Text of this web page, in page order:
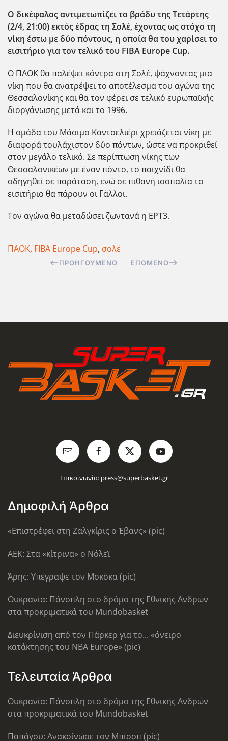
Ο δικέφαλος αντιμετωπίζει το βράδυ της Τετάρτης
(2/4, 21:00) εκτός έδρας τη Σολέ, έχοντας ως στόχο τη
νίκη έστω με δύο π΄οντους, η οποία θα του χαρίσει το
εισιτήριο για τον τελικό του FIBA Europe Cup.
Ο ΠΑΟΚ θα παλέψει κόντρα στη Σολέ, ψάχνοντας μια
νίκη που θα ανατρέψει το αποτέλεσμα του αγώνα της
Θεσσαλονίκης και θα τον φέρει σε τελικό ευρωπαϊκής
διοργάνωσης μετά και το 1996.
Η ομάδα του Μάσιμο Καντσελιέρι χρειάζεται νίκη με
διαφορά τουλάχιστον δ΄ύο πόντων, ώστε να προκριθεί
στον μεγάλο τελικό. Σε περίπτωση νίκης των
Θεσσαλονικέων με έναν πόντο, το παιχνίδι θα
οδηγηθεί σε παράταση, ενώ σε πιθανή ισοπαλία το
εισιτήριο θα πάρουν οι Γάλλοι.
Τον αγώνα θα μεταδώσει ζωντανά η ΕΡΤ3.
ΠΑΟΚ, FIBA Europe Cup, σολέ
ΠΡΟΗΓΟΎΜΕΝΟ ΕΠΌΜΕΝΟ
Επικοινωνία: press@superbasket.gr
Δημοφιλή Άρθρα
«Επιστρέφει στη Ζαλγκίρις ο Έβανς» (pic)
AEK: Στα «κίτρινα» ο Νόλεϊ
Άρης: Υπέγραψε τον Μοκόκα (pic)
Ουκρανία: Πάνοπλη στο δρόμο της Εθνικής Ανδρών
στα προκριματικά του Mundobasket
Διευκρίνιση από τον Πάρκερ για το... «όνειρο
κατάκτησης του ΝΒΑ Europe» (pic)
Τελευταία Άρθρα
Ουκρανία: Πάνοπλη στο δρόμο της Εθνικής Ανδρών
στα προκριματικά του Mundobasket
Παπάγου: Ανακοίνωσε τον Μπίσοπ (pic)